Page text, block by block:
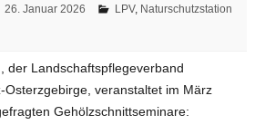
26. Januar 2026 LPV, Naturschutzstation
der Landschaftspflegeverband
Osterzgebirge, veranstaltet im März
Gehölzschnittseminare: